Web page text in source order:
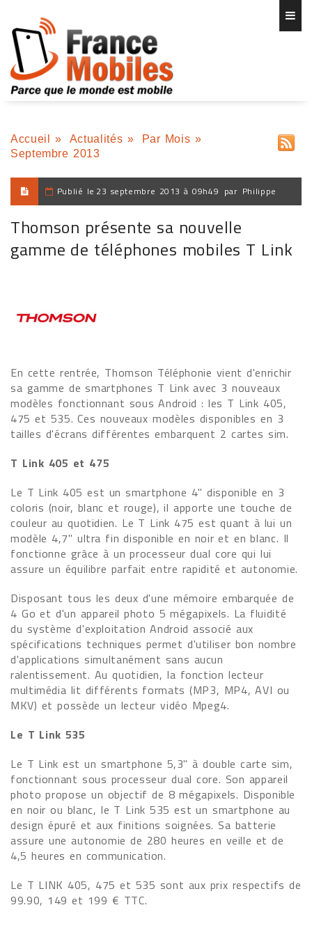
Accueil » Actualités » Par Mois »
Septembre 2013
Publié le 23 septembre 2013 à 09h49 par Philippe
Thomson présente sa nouvelle
gamme de téléphones mobiles T Link
En cette rentrée, Thomson Téléphonie vient d'enrichir
sa gamme de smartphones T Link avec 3 nouveaux
modèles fonctionnant sous Android : les T Link 405,
475 et 535. Ces nouveaux modèles disponibles en 3
tailles d'écrans différentes embarquent 2 cartes sim.
T Link 405 et 475
Le T Link 405 est un smartphone 4" disponible en 3
coloris (noir, blanc et rouge), il apporte une touche de
couleur au quotidien. Le T Link 475 est quant à lui un
modèle 4,7" ultra fin disponible en noir et en blanc. Il
fonctionne grâce à un processeur dual core qui lui
assure un équilibre parfait entre rapidité et autonomie.
Disposant tous les deux d'une mémoire embarquée de
4 Go et d'un appareil photo 5 mégapixels. La fluidité
du système d'exploitation Android associé aux
spécifications techniques permet d'utiliser bon nombre
d'applications simultanément sans aucun
ralentissement. Au quotidien, la fonction lecteur
multimédia lit différents formats (MP3, MP4, AVI ou
MKV) et possède un lecteur vidéo Mpeg4.
Le T Link 535
Le T Link est un smartphone 5,3" à double carte sim,
fonctionnant sous processeur dual core. Son appareil
photo propose un objectif de 8 mégapixels. Disponible
en noir ou blanc, le T Link 535 est un smartphone au
design épuré et aux finitions soignées. Sa batterie
assure une autonomie de 280 heures en veille et de
4,5 heures en communication.
Le T LINK 405, 475 et 535 sont aux prix respectifs de
99.90, 149 et 199 € TTC.